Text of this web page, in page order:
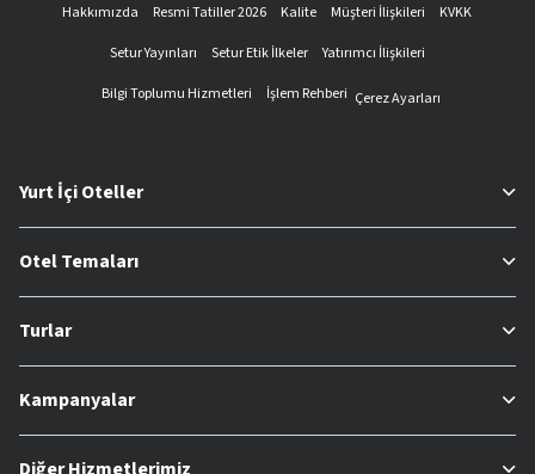
Hakkımızda Resmi Tatiller 2026 Kalite Müşteri İlişkileri
KVKK
Setur Yayınları
Setur Etik İlkeler
Yatırımcı İlişkileri
Bilgi Toplumu Hizmetleri
İşlem Rehberi Çerez Ayarları
Yurt İçi Oteller
Otel Temaları
Turlar
Kampanyalar
Diğer Hizmetlerimiz